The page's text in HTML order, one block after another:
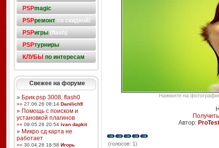
PSPmagic
PSPремонтсо скидкой!
PSPигры(flash)
PSPтурниры
КЛУБЫ по интересам
Свежее на форуме
» Брик psp 3008, flash0
»» 27.06.26 08:14 Danilich9
» Помощь с поиском и
установкой плагинов
»» 09.05.26 20:54 ivan dapkit
» Микро сд карта не
работает
»» 30.04.26 18:58 Игорь
Нажмите на
Автор: ProTest
(голосов: 1)